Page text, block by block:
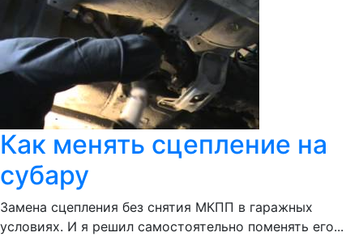
Как менять сцепление на
субару
Замена сцепления без снятия МКПП в гаражных
условиях. И я решил самостоятельно поменять его...